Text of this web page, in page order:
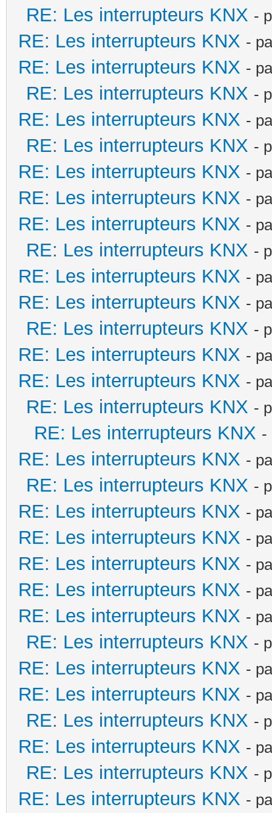
RE: Les interrupteurs KNX -
RE: Les interrupteurs KNX -
RE: Les interrupteurs KNX -
RE: Les interrupteurs KNX -
RE: Les interrupteurs KNX -
RE: Les interrupteurs KNX -
RE: Les interrupteurs KNX -
RE: Les interrupteurs KNX -
RE: Les interrupteurs KNX -
RE: Les interrupteurs KNX -
RE: Les interrupteurs KNX -
RE: Les interrupteurs KNX -
RE: Les interrupteurs KNX -
RE: Les interrupteurs KNX -
RE: Les interrupteurs KNX -
RE: Les interrupteurs KNX -
RE: Les interrupteurs KNX -
RE: Les interrupteurs KNX -
RE: Les interrupteurs KNX -
RE: Les interrupteurs KNX -
RE: Les interrupteurs KNX -
RE: Les interrupteurs KNX -
RE: Les interrupteurs KNX -
RE: Les interrupteurs KNX -
RE: Les interrupteurs KNX -
RE: Les interrupteurs KNX -
RE: Les interrupteurs KNX -
RE: Les interrupteurs KNX -
RE: Les interrupteurs KNX -
RE: Les interrupteurs KNX -
RE: Les interrupteurs KNX -